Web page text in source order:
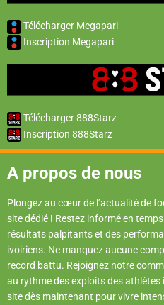
Télécharger Megapari
Inscription Megapari
Télécharger 888Starz
Inscription 888Starz
A propos de nous
Plongez au cœur de l’actualité de
site dédié ! Restez informé en
résultats palpitants et des
ivoiriens. Ne manquez aucune
record battu. Rejoignez notre
au rythme des exploits des
site dès maintenant pour vivre